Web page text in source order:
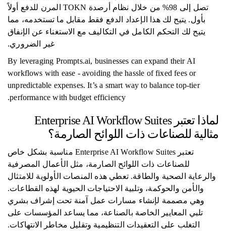
تصل إلى 98% من خلال نظام أرصدة TOKN المرن للدفع أولاً
بأول. يتيح لك هذا الإعداد الدفع فقط مقابل ما تستخدمه، مما
يتيح لك التحكم الكامل في التكاليف مع الاستغناء عن الإنفاق
غير الضروري.
By leveraging Prompts.ai, businesses can expand their AI
workflows with ease - avoiding the hassle of fixed fees or
unpredictable expenses. It’s a smart way to balance top-tier
performance with budget efficiency.
لماذا تعتبر Enterprise AI Workflow Suites
مثالية للصناعات ذات اللوائح الصارمة؟
تعتبر Enterprise AI Workflow Suites مناسبة بشكل خاص
للصناعات ذات اللوائح الصارمة، مثل الأعمال المصرفية
والرعاية الصحية والطاقة. تعطي هذه المنصات الأولوية للامتثال
والأمن والحوكمة، وتلبية الاحتياجات الحيوية لهذه القطاعات.
وهي مصممة لإنشاء مسارات عمل آمنة تحت إشراف بشري
تلبي المعايير الخاصة بالصناعة، مما يساعد المؤسسات على
التغلب على التعقيدات التنظيمية وتقليل مخاطر الانتهاكات.